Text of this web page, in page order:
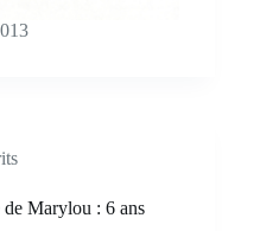
Marylou : 6 ans